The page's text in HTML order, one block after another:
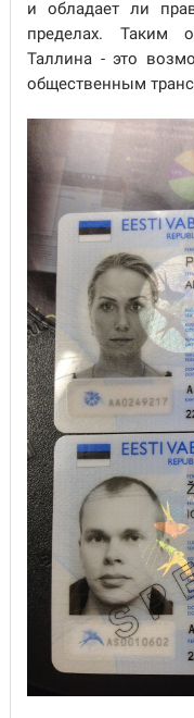
и обладает ли
пределах. Таким
Таллина - это
общественным